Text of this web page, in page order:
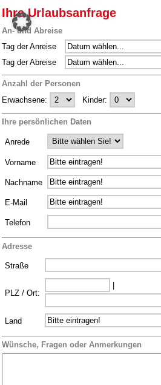
Ihre Urlaubsanfrage
An- und Abreise
Tag der Anreise
Tag der Abreise
Anzahl der Personen
Erwachsene:
Kinder:
Ihre persönlichen Daten
Anrede
Vorname
Nachname
E-Mail
Telefon
Adresse
Straße
PLZ / Ort:
Land
Wünsche, Fragen oder Anmerkungen